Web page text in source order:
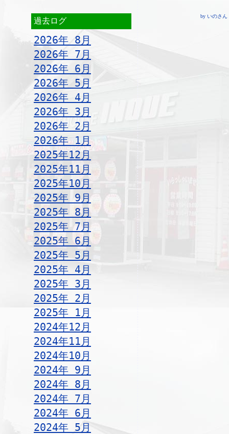
過去ログ
2026年 8月
2026年 7月
2026年 6月
2026年 5月
2026年 4月
2026年 3月
2026年 2月
2026年 1月
2025年12月
2025年11月
2025年10月
2025年 9月
2025年 8月
2025年 7月
2025年 6月
2025年 5月
2025年 4月
2025年 3月
2025年 2月
2025年 1月
2024年12月
2024年11月
2024年10月
2024年 9月
2024年 8月
2024年 7月
2024年 6月
2024年 5月
by いのさん